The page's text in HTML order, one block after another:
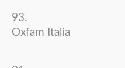
Oxfam Italia